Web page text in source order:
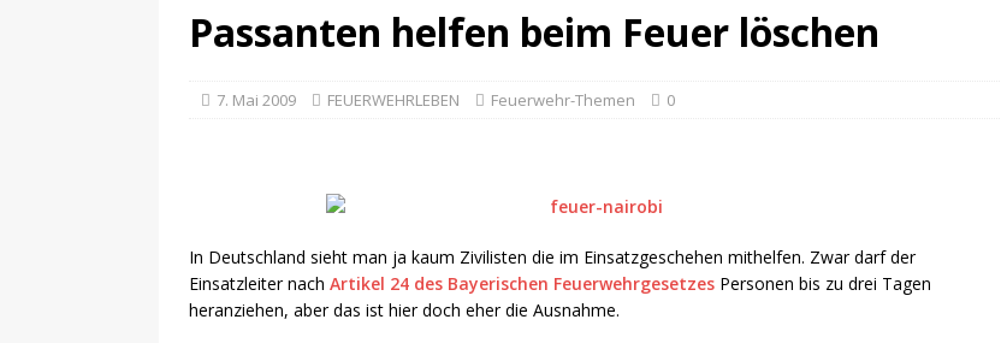
Passanten helfen beim Feuer löschen
7. Mai 2009 FEUERWEHRLEBEN Feuerwehr-Themen 0
In Deutschland sieht man ja kaum Zivilisten die im Einsatzgeschehen mithelfen. Zwar darf der
Einsatzleiter nach Artikel 24 des Bayerischen Feuerwehrgesetzes Personen bis zu drei Tagen
heranziehen, aber das ist hier doch eher die Ausnahme.